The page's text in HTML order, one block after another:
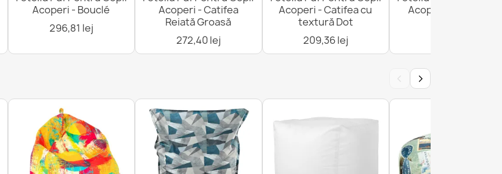
Acoperi - Bouclé
296,81 lej
Acoperi - Catifea
Reiată Groasă
272,40 lej
Acoperi - Catifea cu
textură Dot
209,36 lej
Acoperi - Imprimări
‹ ›